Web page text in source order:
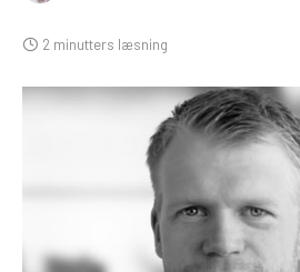
2 minutters læsning